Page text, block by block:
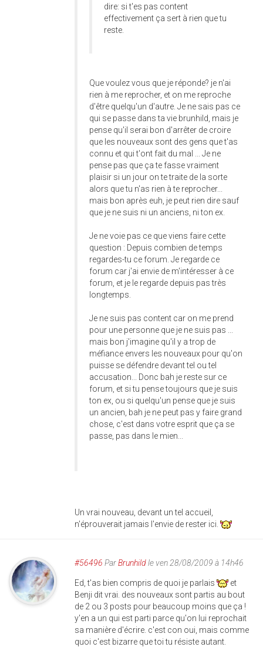
dire: si t'es pas content
effectivement ça sert à rien que tu
reste.
Que voulez vous que je réponde? je n'ai
rien à me reprocher, et on me reproche
d'être quelqu'un d'autre. Je ne sais pas ce
qui se passe dans ta vie brunhild, mais je
pense qu'il serai bon d'arrêter de croire
que les nouveaux sont des gens que t'as
connu et qui t'ont fait du mal ... Je ne
pense pas que ça te fasse vraiment
plaisir si un jour on te traite de la sorte
alors que tu n'as rien à te reprocher...
mais bon après euh, je peut rien dire sauf
que je ne suis ni un anciens, ni ton ex.
Je ne voie pas ce que viens faire cette
question : Depuis combien de temps
regardes-tu ce forum. Je regarde ce
forum car j'ai envie de m'intéresser à ce
forum, et je le regarde depuis pas très
longtemps.
Je ne suis pas content car on me prend
pour une personne que je ne suis pas ...
mais bon j'imagine qu'il y a trop de
méfiance envers les nouveaux pour qu'on
puisse se défendre devant tel ou tel
accusation... Donc bah je reste sur ce
forum, et si tu pense toujours que je suis
ton ex, ou si quelqu'un pense que je suis
un ancien, bah je ne peut pas y faire grand
chose, c'est dans votre esprit que ça se
passe, pas dans le mien...
Un vrai nouveau, devant un tel accueil,
n'éprouverait jamais l'envie de rester ici.
#56496 ParBrunhildle ven 28/08/2009 à 14h46
Ed, t'as bien compris de quoi je parlais
et
Benji dit vrai. des nouveaux sont partis au bout
de 2 ou 3 posts pour beaucoup moins que ça !
y'en a un qui est parti parce qu'on lui reprochait
sa manière d'écrire. c'est con oui, mais comme
quoi c'est bizarre que toi tu résiste autant.